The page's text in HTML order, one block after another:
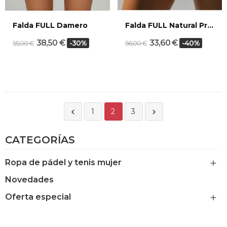
CATEGORÍAS
Ropa de pádel y tenis mujer 
Novedades
Oferta especial

Falda FULL Damero
55,00 € 38,50 € -30%
Falda FULL Natural Print
56,00 € 33,60 € -40%
 1 2 3 